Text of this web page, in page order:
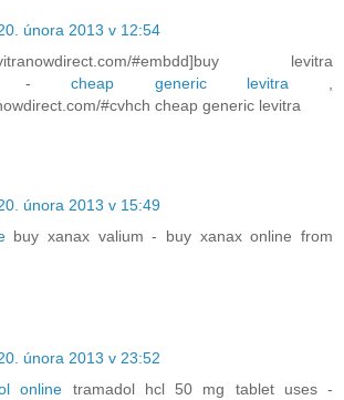
února 2013 v 12:54
#embdd]buy levitra
url] -cheap generic levitra,
#cvhch cheap generic levitra
února 2013 v 15:49
buy xanax valium - buy xanax online from
února 2013 v 23:52
online tramadol hcl 50 mg tablet uses -